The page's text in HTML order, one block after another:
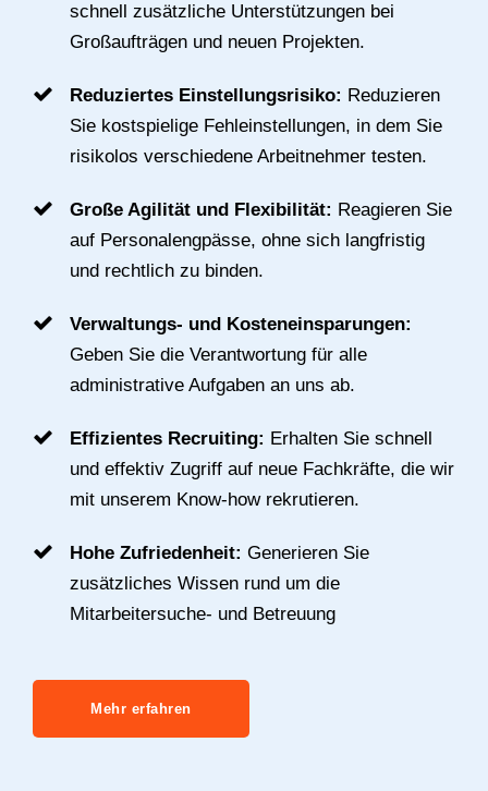
schnell zusätzliche Unterstützungen bei
Großaufträgen und neuen Projekten.
Reduziertes Einstellungsrisiko: Reduzieren
Sie kostspielige Fehleinstellungen, in dem Sie
risikolos verschiedene Arbeitnehmer testen.
Große Agilität und Flexibilität: Reagieren Sie
auf Personalengpässe, ohne sich langfristig
und rechtlich zu binden.
Verwaltungs- und Kosteneinsparungen:
Geben Sie die Verantwortung für alle
administrative Aufgaben an uns ab.
Effizientes Recruiting: Erhalten Sie schnell
und effektiv Zugriff auf neue Fachkräfte, die wir
mit unserem Know-how rekrutieren.
Hohe Zufriedenheit: Generieren Sie
zusätzliches Wissen rund um die
Mitarbeitersuche- und Betreuung
Mehr erfahren